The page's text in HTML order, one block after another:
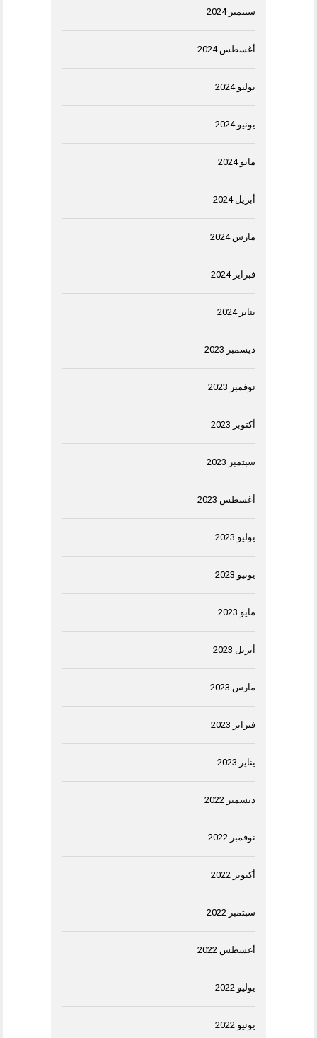
سبتمبر 2024
أغسطس 2024
يوليو 2024
يونيو 2024
مايو 2024
أبريل 2024
مارس 2024
فبراير 2024
يناير 2024
ديسمبر 2023
نوفمبر 2023
أكتوبر 2023
سبتمبر 2023
أغسطس 2023
يوليو 2023
يونيو 2023
مايو 2023
أبريل 2023
مارس 2023
فبراير 2023
يناير 2023
ديسمبر 2022
نوفمبر 2022
أكتوبر 2022
سبتمبر 2022
أغسطس 2022
يوليو 2022
يونيو 2022